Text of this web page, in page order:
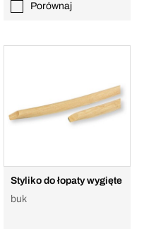
Porównaj
Styliko do łopaty wygięte
buk